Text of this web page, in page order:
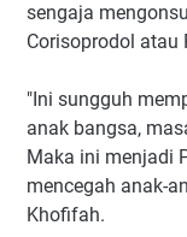
sengaja
Corisoprodol atau
"Ini sungguh
anak bangsa,
Maka ini menjadi
mencegah anak-
Khofifah.